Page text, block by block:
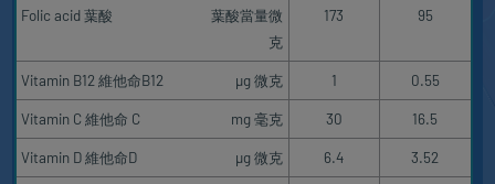
Folic acid 葉酸
葉酸當量微
克
173 95
Vitamin B12 維他命B12 μg 微克 1 0.55
Vitamin C 維他命 C mg 毫克 30 16.5
Vitamin D 維他命D μg 微克 6.4 3.52